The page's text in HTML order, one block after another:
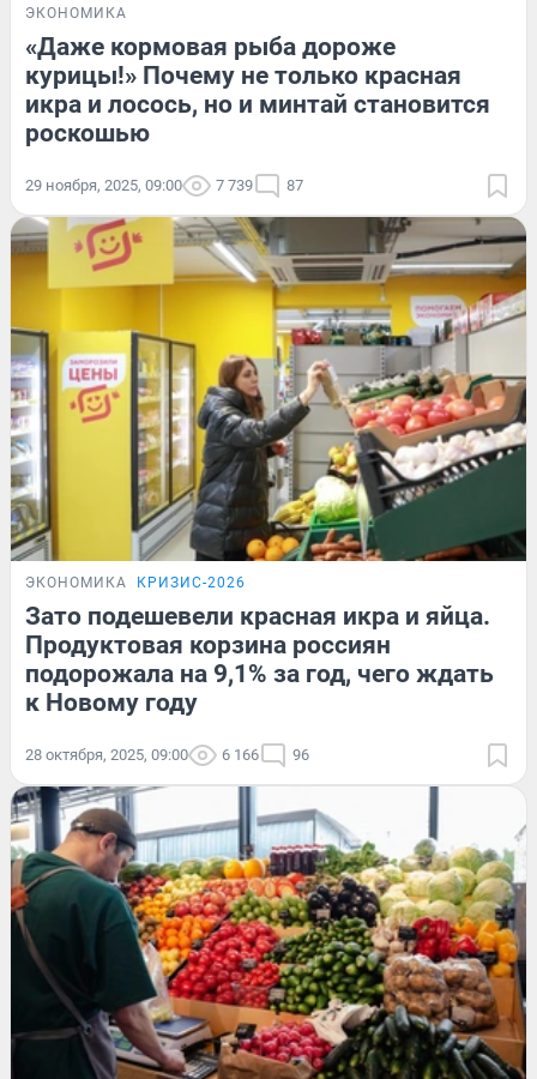
ЭКОНОМИКА
«Даже кормовая рыба дороже
курицы!» Почему не только красная
икра и лосось, но и минтай становится
роскошью
29 ноября, 2025, 09:00 7 739 87
ЭКОНОМИКА КРИЗИС-2026
Зато подешевели красная икра и яйца.
Продуктовая корзина россиян
подорожала на 9,1% за год, чего ждать
к Новому году
28 октября, 2025, 09:00 6 166 96